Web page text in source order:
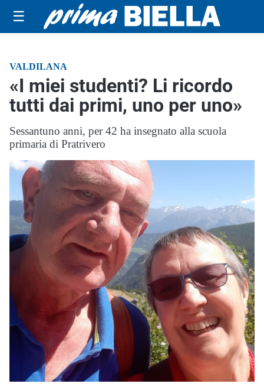
☰
VALDILANA
«I miei studenti? Li ricordo
tutti dai primi, uno per uno»
Sessantuno anni, per 42 ha insegnato alla scuola
primaria di Pratrivero